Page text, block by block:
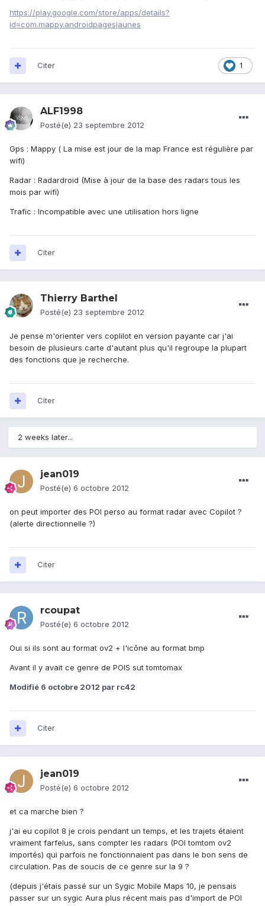
https://play.google.com/store/apps/details?
id=com.mappy.androidpagesjaunes
1
Citer
ALF1998
Posté(e) 23 septembre 2012
Gps : Mappy ( La mise est jour de la map France est régulière par
wifi)
Radar : Radardroid (Mise à jour de la base des radars tous les
mois par wifi)
Trafic : Incompatible avec une utilisation hors ligne
Citer
Thierry Barthel
Posté(e) 23 septembre 2012
Je pense m'orienter vers coplilot en version payante car j'ai
besoin de plusieurs carte d'autant plus qu'il regroupe la plupart
des fonctions que je recherche.
Citer
2 weeks later...
jean019
Posté(e) 6 octobre 2012
on peut importer des POI perso au format radar avec Copilot ?
(alerte directionnelle ?)
Citer
rcoupat
Posté(e) 6 octobre 2012
Oui si ils sont au format ov2 + l'icône au format bmp
Avant il y avait ce genre de POIS sut tomtomax
Modifié 6 octobre 2012 par rc42
Citer
jean019
Posté(e) 6 octobre 2012
et ca marche bien ?
j'ai eu copilot 8 je crois pendant un temps, et les trajets étaient
vraiment farfelus, sans compter les radars (POI tomtom ov2
importés) qui parfois ne fonctionnaient pas dans le bon sens de
circulation. Pas de soucis de ce genre sur la 9 ?
(depuis j'étais passé sur un Sygic Mobile Maps 10, je pensais
passer sur un sygic Aura plus récent mais pas d'import de POI